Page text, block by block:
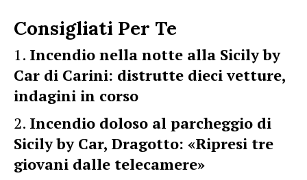
Consigliati Per Te
Incendio nella notte alla Sicily by
Car di Carini: distrutte dieci vetture,
indagini in corso
Incendio doloso al parcheggio di
Sicily by Car, Dragotto: «Ripresi tre
giovani dalle telecamere»